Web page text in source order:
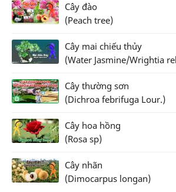
Cây đào
(Peach tree)
Cây mai chiếu thủy
(Water Jasmine/Wrightia
Cây thường sơn
(Dichroa febrifuga Lour.)
Cây hoa hồng
(Rosa sp)
Cây nhãn
(Dimocarpus longan)